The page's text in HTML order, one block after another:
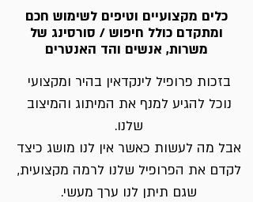
כלים מקצועיים וטיפים לשימוש חכם
ומתקדם כולל חיפוש / סורסינג של
משרות, אנשים והד האנטרים
בזכות פרופיל לינקדאין בהיר ומקצועי
נוכל להגיע למנף את המיתוג והמיצוב
שלנו.
אבל מה לעשות כאשר אין לנו מושג כיצד
לקדם את הפרופיל שלנו לרמה מקצועית,
שגם תיתן לנו ערך מעשי.